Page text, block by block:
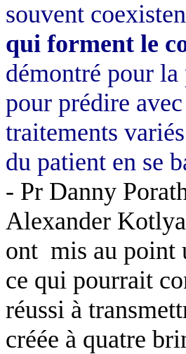
souvent
qui forment le
démontré pour
pour prédire
traitements
du patient en se
- Pr Danny
Alexander
ont mis au point
ce qui pourrait
réussi à
créée à quatre